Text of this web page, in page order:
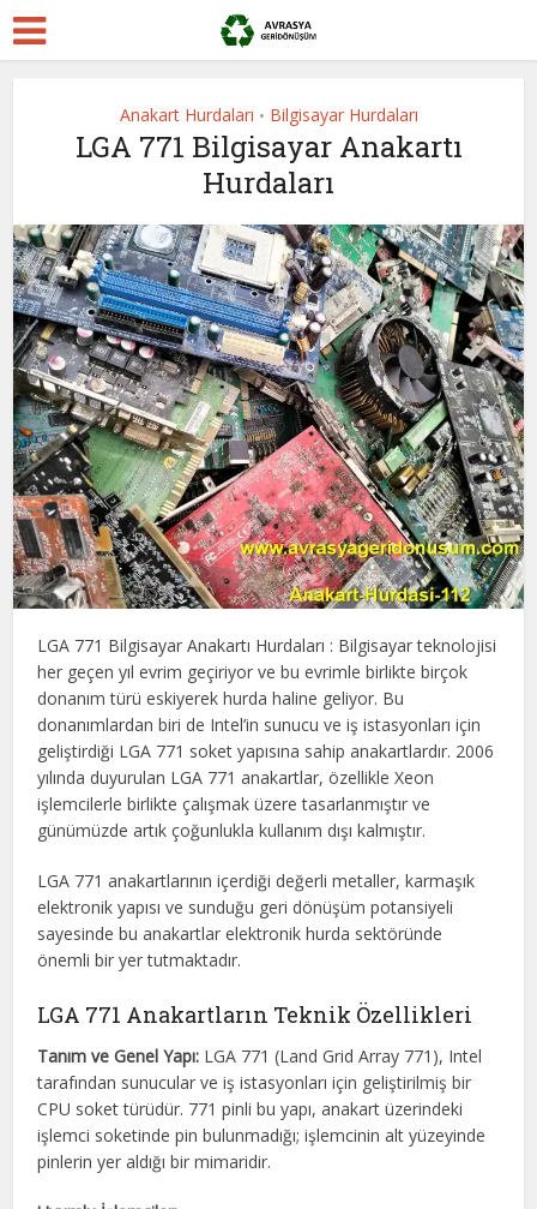
Anakart Hurdaları • Bilgisayar Hurdaları
LGA 771 Bilgisayar Anakartı
Hurdaları
LGA 771 Bilgisayar Anakartı Hurdaları : Bilgisayar teknolojisi
her geçen yıl evrim geçiriyor ve bu evrimle birlikte birçok
donanım türü eskiyerek hurda haline geliyor. Bu
donanımlardan biri de Intel’in sunucu ve iş istasyonları için
geliştirdiği LGA 771 soket yapısına sahip anakartlardır. 2006
yılında duyurulan LGA 771 anakartlar, özellikle Xeon
işlemcilerle birlikte çalışmak üzere tasarlanmıştır ve
günümüzde artık çoğunlukla kullanım dışı kalmıştır.
LGA 771 anakartlarının içerdiği değerli metaller, karmaşık
elektronik yapısı ve sunduğu geri dönüşüm potansiyeli
sayesinde bu anakartlar elektronik hurda sektöründe
önemli bir yer tutmaktadır.
LGA 771 Anakartların Teknik Özellikleri
Tanım ve Genel Yapı: LGA 771 (Land Grid Array 771), Intel
tarafından sunucular ve iş istasyonları için geliştirilmiş bir
CPU soket türüdür. 771 pinli bu yapı, anakart üzerindeki
işlemci soketinde pin bulunmadığı; işlemcinin alt yüzeyinde
pinlerin yer aldığı bir mimaridir.